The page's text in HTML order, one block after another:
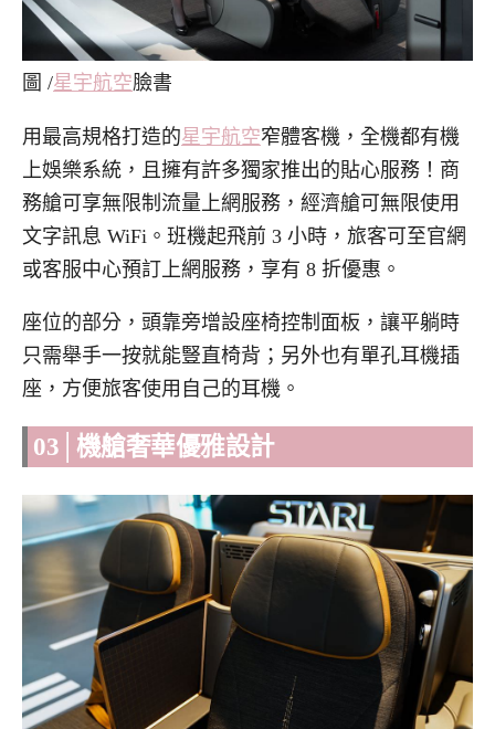
圖 /星宇航空臉書
用最高規格打造的星宇航空窄體客機，全機都有機
上娛樂系統，且擁有許多獨家推出的貼心服務！商
務艙可享無限制流量上網服務，經濟艙可無限使用
文字訊息 WiFi。班機起飛前 3 小時，旅客可至官網
或客服中心預訂上網服務，享有 8 折優惠。
座位的部分，頭靠旁增設座椅控制面板，讓平躺時
只需舉手一按就能豎直椅背；另外也有單孔耳機插
座，方便旅客使用自己的耳機。
03│機艙奢華優雅設計